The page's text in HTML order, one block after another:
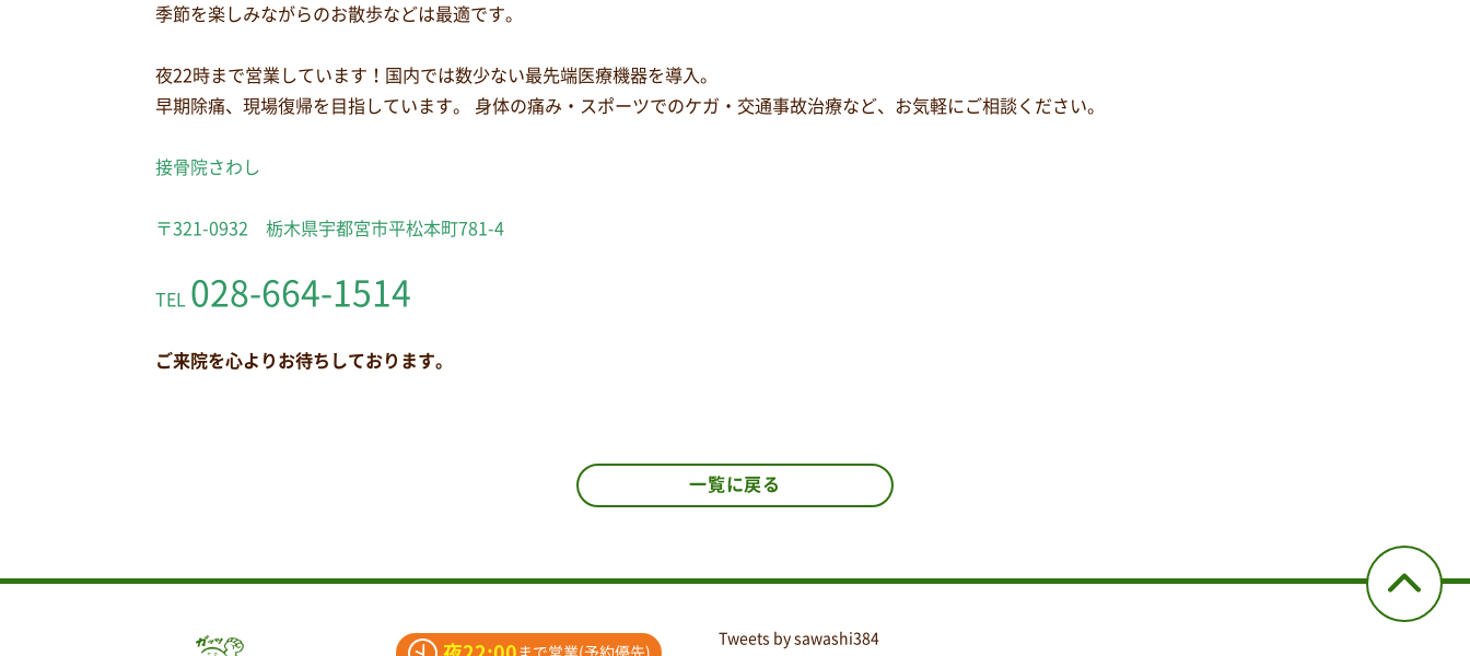
季節を楽しみながらのお散歩などは最適です。
夜22時まで営業しています！国内では数少ない最先端医療機器を導入。
早期除痛、現場復帰を目指しています。 身体の痛み・スポーツでのケガ・交通事故治療など、お気軽にご相談ください。
接骨院さわし
〒321-0932 栃木県宇都宮市平松本町781-4
TEL 028-664-1514
ご来院を心よりお待ちしております。
一覧に戻る
まで営業(予約優先)
Tweets by sawashi384